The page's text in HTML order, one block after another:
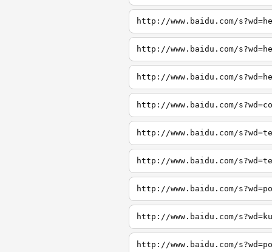
http://www.baidu.com/
http://www.baidu.com/
http://www.baidu.com/
http://www.baidu.com/
http://www.baidu.com/
http://www.baidu.com/
http://www.baidu.com/
http://www.baidu.com/
http://www.baidu.com/